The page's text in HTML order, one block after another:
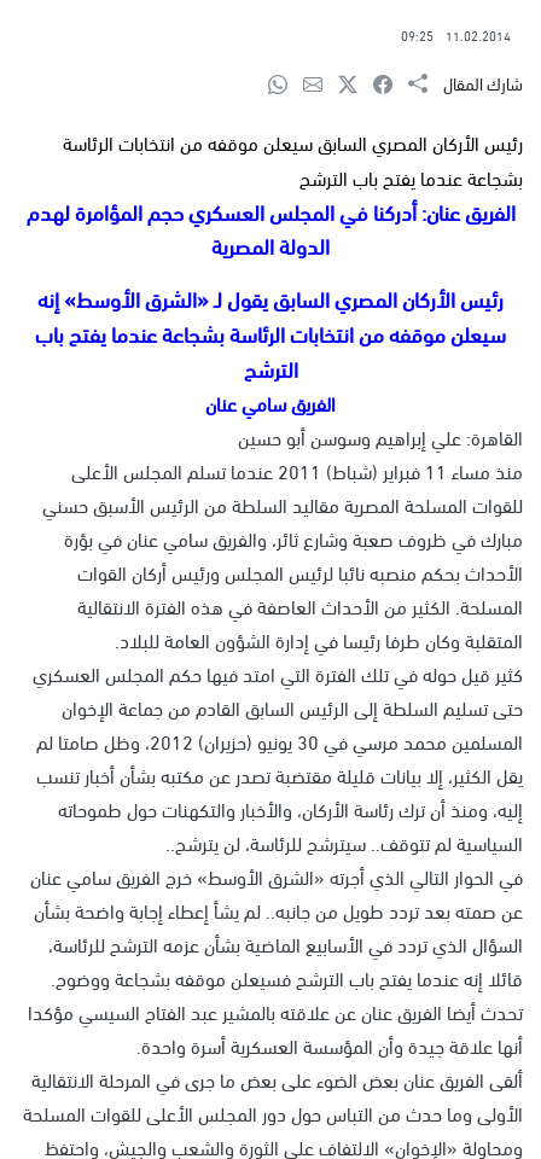
11.02.2014
09:25
شارك المقال
رئيس الأركان المصري السابق سيعلن موقفه من انتخابات الرئاسة
بشجاعة عندما يفتح باب الترشح
الفريق عنان: أدركنا في المجلس العسكري حجم المؤامرة لهدم
الدولة المصرية
رئيس الأركان المصري السابق يقول لـ «الشرق الأوسط» إنه
سيعلن موقفه من انتخابات الرئاسة بشجاعة عندما يفتح باب
الترشح
الفريق سامي عنان
القاهرة: علي إبراهيم وسوسن أبو حسين
منذ مساء 11 فبراير (شباط) 2011 عندما تسلم المجلس الأعلى
للقوات المسلحة المصرية مقاليد السلطة من الرئيس الأسبق حسني
مبارك في ظروف صعبة وشارع ثائر، والفريق سامي عنان في بؤرة
الأحداث بحكم منصبه نائبا لرئيس المجلس ورئيس أركان القوات
المسلحة. الكثير من الأحداث العاصفة في هذه الفترة الانتقالية
المتقلبة وكان طرفا رئيسا في إدارة الشؤون العامة للبلاد.
كثير قيل حوله في تلك الفترة التي امتد فيها حكم المجلس العسكري
حتى تسليم السلطة إلى الرئيس السابق القادم من جماعة الإخوان
المسلمين محمد مرسي في 30 يونيو (حزيران) 2012، وظل صامتا لم
يقل الكثير، إلا بيانات قليلة مقتضبة تصدر عن مكتبه بشأن أخبار تنسب
إليه، ومنذ أن ترك رئاسة الأركان، والأخبار والتكهنات حول طموحاته
السياسية لم تتوقف.. سيترشح للرئاسة، لن يترشح..
في الحوار التالي الذي أجرته «الشرق الأوسط» خرج الفريق سامي عنان
عن صمته بعد تردد طويل من جانبه.. لم يشأ إعطاء إجابة واضحة بشأن
السؤال الذي تردد في الأسابيع الماضية بشأن عزمه الترشح للرئاسة،
قائلا إنه عندما يفتح باب الترشح فسيعلن موقفه بشجاعة ووضوح.
تحدث أيضا الفريق عنان عن علاقته بالمشير عبد الفتاح السيسي مؤكدا
أنها علاقة جيدة وأن المؤسسة العسكرية أسرة واحدة.
ألقى الفريق عنان بعض الضوء على بعض ما جرى في المرحلة الانتقالية
الأولى وما حدث من التباس حول دور المجلس الأعلى للقوات المسلحة
ومحاولة «الإخوان» الالتفاف على الثورة والشعب والجيش، واحتفظ